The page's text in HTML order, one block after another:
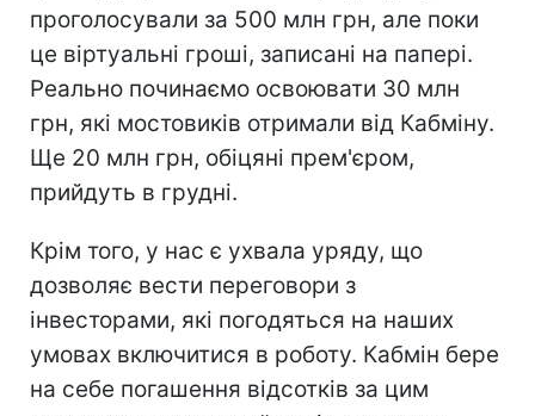
проголосували за 500 млн грн, але поки
це віртуальні гроші, записані на папері.
Реально починаємо освоювати 30 млн
грн, які мостовиків отримали від Кабміну.
Ще 20 млн грн, обіцяні прем'єром,
прийдуть в грудні.
Крім того, у нас є ухвала уряду, що
дозволяє вести переговори з
інвесторами, які погодяться на наших
умовах включитися в роботу. Кабмін бере
на себе погашення відсотків за цим